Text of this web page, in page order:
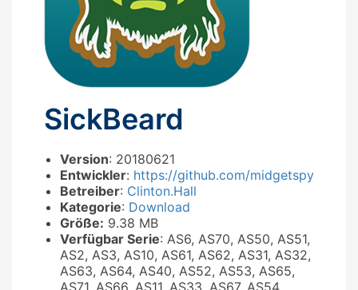
SickBeard
Version: 20180621
Entwickler: https://github.com/midgetspy
Betreiber: Clinton.Hall
Kategorie: Download
Größe: 9.38 MB
Verfügbar Serie: AS6, AS70, AS50, AS51,
AS2, AS3, AS10, AS61, AS62, AS31, AS32,
AS63, AS64, AS40, AS52, AS53, AS65,
AS71, AS66, AS11, AS33, AS67, AS54,